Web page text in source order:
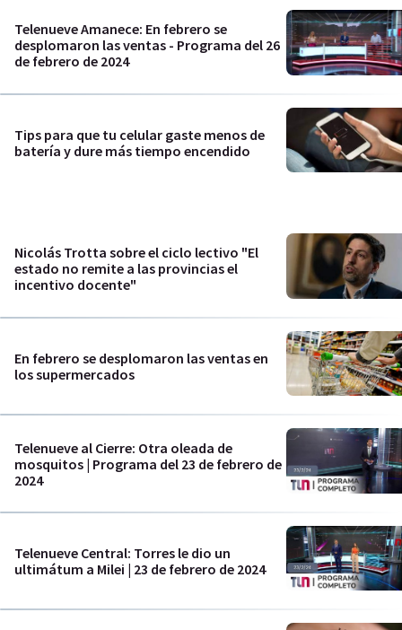
Telenueve Amanece: En febrero se
desplomaron las ventas - Programa del 26
de febrero de 2024
Tips para que tu celular gaste menos de
batería y dure más tiempo encendido
Nicolás Trotta sobre el ciclo lectivo "El
estado no remite a las provincias el
incentivo docente"
En febrero se desplomaron las ventas en
los supermercados
Telenueve al Cierre: Otra oleada de
mosquitos | Programa del 23 de febrero de
2024
Telenueve Central: Torres le dio un
ultimátum a Milei | 23 de febrero de 2024